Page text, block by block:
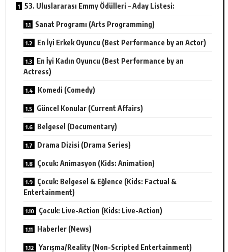
53. Uluslararası Emmy Ödülleri – Aday Listesi:
Sanat Programı (Arts Programming)
En İyi Erkek Oyuncu (Best Performance by an Actor)
En İyi Kadın Oyuncu (Best Performance by an
Actress)
Komedi (Comedy)
Güncel Konular (Current Affairs)
Belgesel (Documentary)
Drama Dizisi (Drama Series)
Çocuk: Animasyon (Kids: Animation)
Çocuk: Belgesel & Eğlence (Kids: Factual &
Entertainment)
Çocuk: Live-Action (Kids: Live-Action)
Haberler (News)
Yarışma/Reality (Non-Scripted Entertainment)